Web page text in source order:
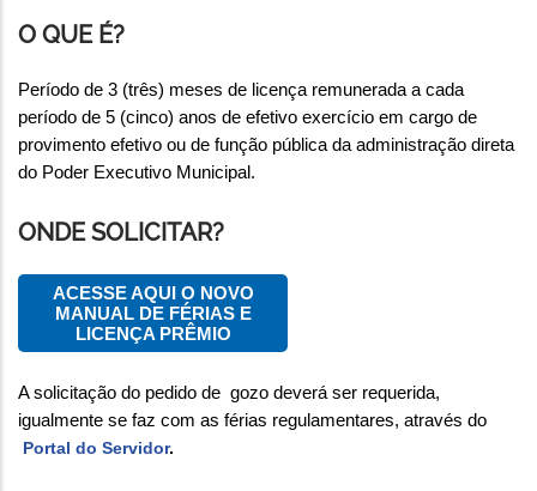
O QUE É?
Período de 3 (três) meses de licença remunerada a cada
período de 5 (cinco) anos de efetivo exercício em cargo de
provimento efetivo ou de função pública da administração direta
do Poder Executivo Municipal.
ONDE SOLICITAR?
ACESSE AQUI O NOVO
MANUAL DE FÉRIAS E
LICENÇA PRÊMIO
A solicitação do pedido de gozo deverá ser requerida,
igualmente se faz com as férias regulamentares, através do
Portal do Servidor.